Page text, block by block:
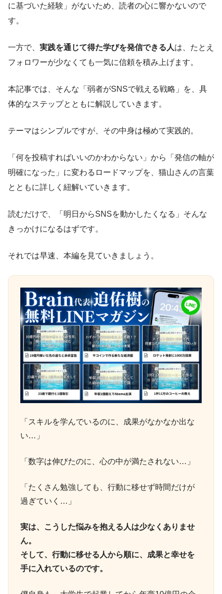
に基づいた経験」がないため、読者の心に響かないので
す。
一方で、 実践を通じて得た学びを発信できる人は、たとえ
フォロワーが少なくても一気に信頼を積み上げます。
本記事では、そんな「弱者がSNSで戦える戦略」を、具
体的なステップとともに解説していきます。
テーマはシンプルですが、その中身は極めて実践的。
「何を投稿すればいいのかわからない」から「発信の軸が
明確になった」に変わるロードマップを、猫山さんの言葉
とともに詳しく紐解いていきます。
読むだけで、「明日からSNSを動かしたくなる」そんな
きっかけになるはずです。
それでは早速、本編を見ていきましょう。
「スキルを学んでいるのに、成果がなかなか出な
い…」
「数字は伸びたのに、心の中が満たされない…」
「たくさん勉強しても、行動に移せず時間だけが
過ぎていく…」
実は、こうした悩みを抱える人は少なくありませ
ん。
そして、行動に移せる人から順に、成果と幸せを
手に入れているのです。